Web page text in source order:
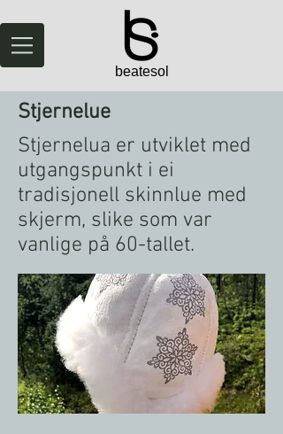
beatesol
Stjernelue
Stjernelua er utviklet med
utgangspunkt i ei
tradisjonell skinnlue med
skjerm, slike som var
vanlige på 60-tallet.